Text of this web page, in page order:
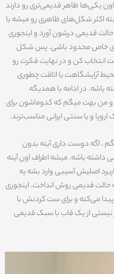
یکی‌ها ظاهر قدیمی‌تری رو دارند
اکثر شکل‌های ظاهری رو میشه با
قدیمی درشون آورد و اینجوری
خاص محدود باشی. پس شکل
انتخاب کن و در نهایت فکرت رو
آرایشگاهت یا اتاقت چطوری
باشه. در ادامه با همدیگه
من بهت میگم که کدوماشون برای
و یا سنتی ایرانی مناسب‌ترند.
، اگه دوست داری آینه بدون
باشه. میشه اطراف اون آینه
اصلیش آسیبی وارد بشه یه
حالت قدیمی روش انداخت. اینجوری
می‌کنه و برای ست کردنش با
از یک قاب با سبک قدیمی